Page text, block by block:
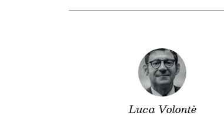
Luca Volontè